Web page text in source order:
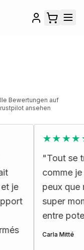
Bewertungen auf
ansehen
★★★★★
Tout se
comme je
peux que
super
entre potes"
Carla Mitté